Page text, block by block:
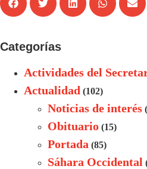
Categorías
Actividades del
Actualidad (102)
Noticias de interés
Obituario (15)
Portada (85)
Sáhara Occidental